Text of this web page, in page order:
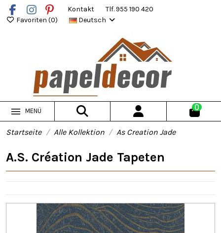
Kontakt
Tlf. 955 190 420
Favoriten (0) Deutsch
MENÜ 0
Startseite Alle Kollektion As Creation Jade
A.S. Création Jade Tapeten